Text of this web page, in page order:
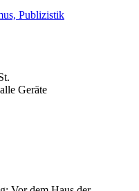
Publizistik
Geräte